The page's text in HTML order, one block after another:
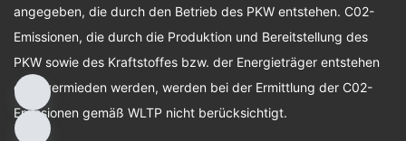
angegeben, die durch den Betrieb des PKW entstehen. C02-
Emissionen, die durch die Produktion und Bereitstellung des
PKW sowie des Kraftstoffes bzw. der Energieträger entstehen
oder vermieden werden, werden bei der Ermittlung der C02-
Emissionen gemäß WLTP nicht berücksichtigt.